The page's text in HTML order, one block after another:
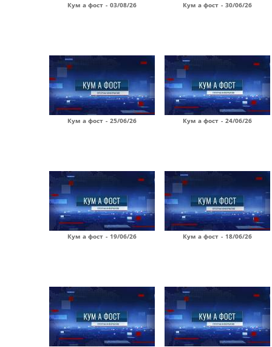
Кум а фост - 03/08/26 Кум а фост - 30/06/26
Кум а фост - 25/06/26 Кум а фост - 24/06/26
Кум а фост - 19/06/26 Кум а фост - 18/06/26